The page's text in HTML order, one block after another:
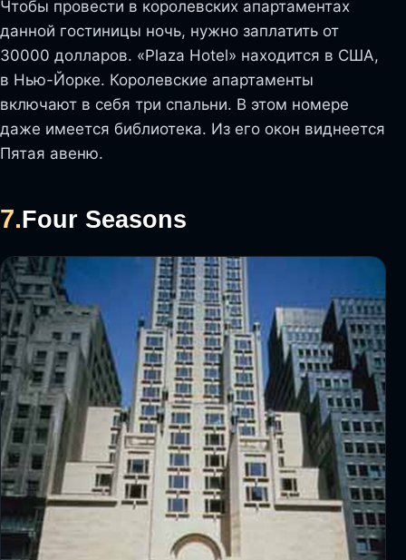
Чтобы провести в королевских апартаментах
данной гостиницы ночь, нужно заплатить от
30000 долларов. «Plaza Hotel» находится в США,
в Нью-Йорке. Королевские апартаменты
включают в себя три спальни. В этом номере
даже имеется библиотека. Из его окон виднеется
Пятая авеню.
7.Four Seasons